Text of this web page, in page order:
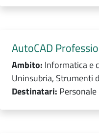
AutoCAD
Ambito: Informatica e
Uninsubria, Strumenti
Destinatari: Personale